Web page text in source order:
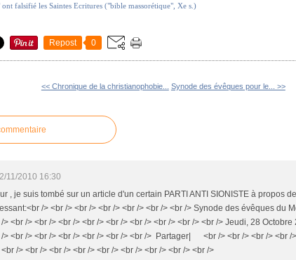
falsifié les Saintes Ecritures ("bible massorétique", Xe s.)
Repost 0
<< Chronique de la christianophobie... Synode des évêques pour le... >>
11/2010 16:30
, je suis tombé sur un article d'un certain PARTI ANTI SIONISTE à propos
/> <br /> <br /> <br /> <br /> <br /> <br /> Synode des évêques du
> <br /> <br /> <br /> <br /> <br /> <br /> <br /> <br /> <br /> Jeudi, 28
/> <br /> <br /> <br /> <br /> <br /> <br /> Partager| <br /> <br /> <br /> <br /
/> <br /> <br /> <br /> <br /> <br /> <br /> <br /> <br />